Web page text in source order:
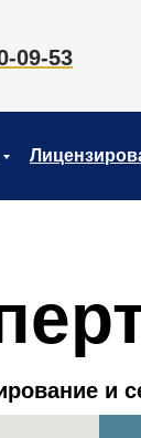
09-53
и